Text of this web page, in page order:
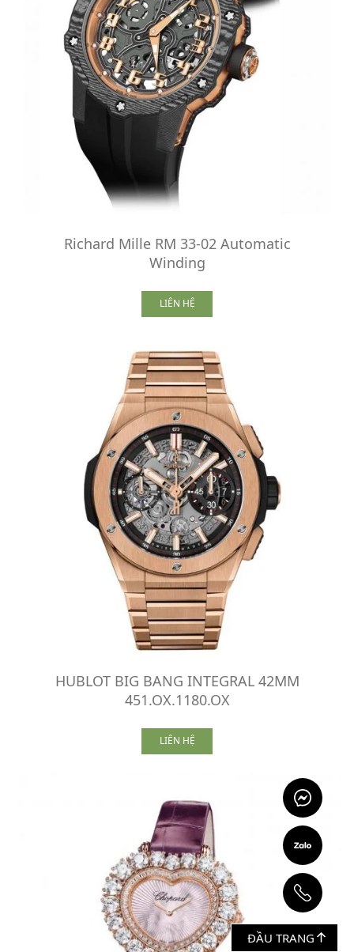
Richard Mille RM 33-02 Automatic
Winding
LIÊN HỆ
HUBLOT BIG BANG INTEGRAL 42MM
451.OX.1180.OX
LIÊN HỆ
ĐẦU TRANG